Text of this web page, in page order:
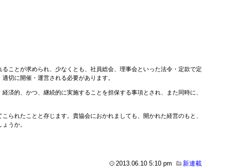
ことが求められ、少なくとも、社員総会、理事会といった法令・定款で定
切に開催・運営される必要があります。
的、かつ、継続的に実施することを担保する事項とされ、また同時に、
れたことと存じます。貴協会におかれましても、開かれた経営のもと、
うか。
2013.06.10 5:10 pm 新連載